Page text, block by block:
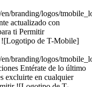
branding/logos/
actualizado con
ti Permitir
de T-Mobile]
branding/logos/
Entérate de lo último
excluirte en cualquier